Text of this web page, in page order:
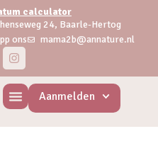
calculator
24, Baarle-Hertog
ons mama2b@annature.nl
Aanmelden